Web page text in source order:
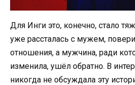
Для Инги это, конечно, стало
уже рассталась с мужем,
отношения, а мужчина, ради
изменила, ушёл обратно. В
никогда не обсуждала эту